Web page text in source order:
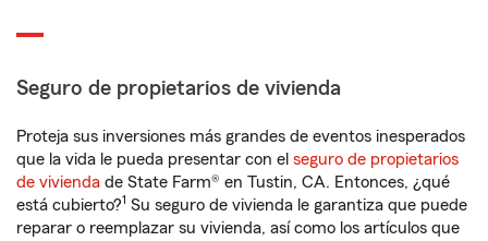
Seguro de propietarios de vivienda
Proteja sus inversiones más grandes de eventos inesperados
que la vida le pueda presentar con el seguro de propietarios
de vivienda de State Farm® en Tustin, CA. Entonces, ¿qué
está cubierto?1 Su seguro de vivienda le garantiza que puede
reparar o reemplazar su vivienda, así como los artículos que